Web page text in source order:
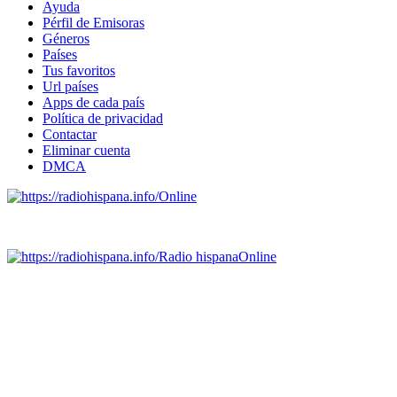
Ayuda
Pérfil de Emisoras
Géneros
Países
Tus favoritos
Url países
Apps de cada país
Política de privacidad
Contactar
Eliminar cuenta
DMCA
Online
Radio hispanaOnline